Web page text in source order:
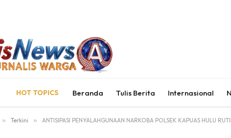
HOT TOPICS Beranda Tulis Berita Internasional
» Terkini » ANTISIPASI PENYALAHGUNAAN NARKOBA POLSEK KAPUAS HULU